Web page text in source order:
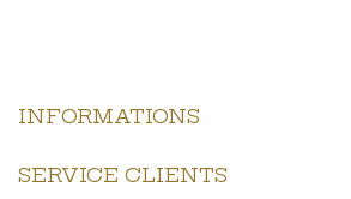
INFORMATIONS
SERVICE CLIENTS